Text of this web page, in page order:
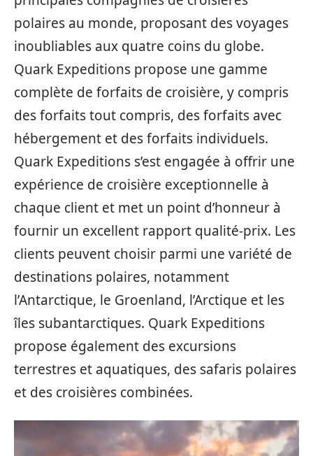
polaires au monde, proposant des voyages
inoubliables aux quatre coins du globe.
Quark Expeditions propose une gamme
complète de forfaits de croisière, y compris
des forfaits tout compris, des forfaits avec
hébergement et des forfaits individuels.
Quark Expeditions s’est engagée à offrir une
expérience de croisière exceptionnelle à
chaque client et met un point d’honneur à
fournir un excellent rapport qualité-prix. Les
clients peuvent choisir parmi une variété de
destinations polaires, notamment
l’Antarctique, le Groenland, l’Arctique et les
îles subantarctiques. Quark Expeditions
propose également des excursions
terrestres et aquatiques, des safaris polaires
et des croisières combinées.